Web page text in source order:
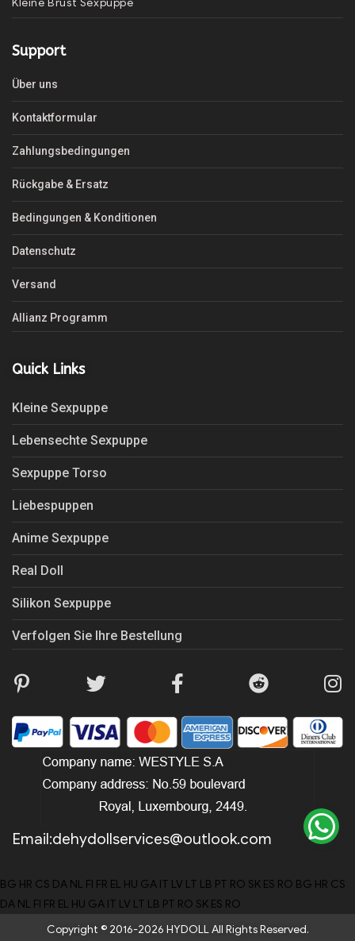
Support
Über uns
Kontaktformular
Zahlungsbedingungen
Rückgabe & Ersatz
Bedingungen & Konditionen
Datenschutz
Versand
Allianz Programm
Quick Links
Kleine Sexpuppe
Lebensechte Sexpuppe
Sexpuppe Torso
Liebespuppen
Anime Sexpuppe
Real Doll
Silikon Sexpuppe
Verfolgen Sie Ihre Bestellung
Email:dehydollservices@outlook.com
BG HR CS DA NL FI FR EL HU GA IT LV LT LB PT RO SK ES RO BG HR CS
DA NL FI FR EL HU GA IT LV LT LB PT RO SK ES RO
Copyright © 2016-2026 HYDOLL All Rights Reserved.